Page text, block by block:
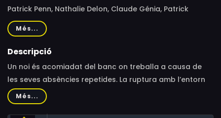
Patrick Penn, Nathalie Delon, Claude Génia, Patrick
Jouané, Corinne Le Poulain, Yves Robert, Danièle
Delorme, Thomas Andhersen, Pierre Bertin, Richard Berry,
Jacques Castelot, Max Montavon, Sylvie Vartan, Gabriel
Més...
Descripció
Un noi és acomiadat del banc on treballa a causa de
les seves absències repetides. La ruptura amb l’entorn
professional li genera un procés d’aïllament social
irreversible.
Més...